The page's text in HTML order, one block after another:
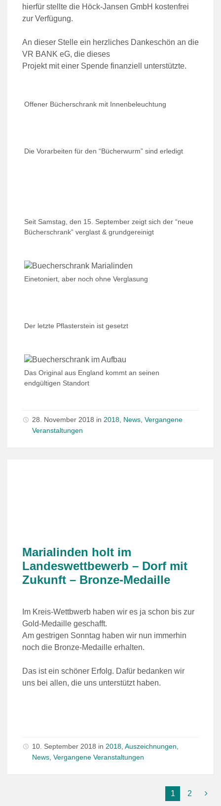
hierfür stellte die Höck-Jansen GmbH kostenfrei
zur Verfügung.
An dieser Stelle ein herzliches Dankeschön an die
VR BANK eG, die dieses
Projekt mit einer Spende finanziell unterstützte.
Offener Bücherschrank mit Innenbeleuchtung
Die Vorarbeiten für den “Bücherwurm” sind erledigt
Seit Samstag, den 15. September zeigt sich der “neue
Bücherschrank” verglast & grundgereinigt
Einetoniert, aber noch ohne Verglasung
Der letzte Pflasterstein ist gesetzt
Das Original aus England kommt an seinen
endgültigen Standort
28. November 2018 in 2018, News, Vergangene
Veranstaltungen
Marialinden holt im
Landeswettbewerb – Dorf mit
Zukunft – Bronze-Medaille
Im Kreis-Wettbwerb haben wir es ja schon bis zur
Gold-Medaille geschafft.
Am gestrigen Sonntag haben wir nun immerhin
noch die Bronze-Medaille erhalten.
Das ist ein schöner Erfolg. Dafür bedanken wir
uns bei allen, die uns unterstützt haben.
10. September 2018 in 2018, Auszeichnungen,
News, Vergangene Veranstaltungen
1 2